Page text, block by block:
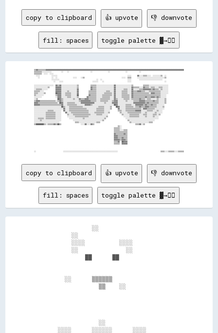
copy to clipboard 👍 upvote 👎 downvote
fill: spaces toggle palette ▓→✊🏽
▒▒▓▓▒▒▒▒▒▒▒▒▓▓▓▓▓▓▓▓▓▓▓▓▓▓▓▓▓▓▓▓▓▓▓▓▓▓▓▓▓▓▓▓▓▓▓▓▓▓▓▓▓▓▓▓▓▓▓▓▓▓▓▓▓▓▓▓▓▓▓▓▓▓▓▓▓▓▓▓▓▓▓▓▓▓▓▓▓▓▓▓▓▓▓▓▓▓▓▓▓▓▓▓▓▓▓▓▓▓▓▓▓▓▓▓▓▓▓▓▓▓▓▓▓▓▓▓▓▓▓▓▓▓▓▓▓▓▓▓▓▓▓▓▓▓▓▓▓▓▓▓▓▓
  ░░░░            ░░░░░░                                                                        ░░░░      ▓▓░░░░▒▒▒▒░░░░  ░░░░░░░░▒▒  ░░
░░░░░░░░░░░░░░░░░░░░  ▓▓▒▒▓▓░░░░░░░░░░░░░░░░▒▒            ▒▒▒▒▒▒░░░░░░░░░░░░░░░░░░▓▓░░░░░░░░░░░░░░░░▒▒          ▒▒▒▒▒▒░░░░░░░░░░░░░░░░░░░░
░░░░░░░░░░░░░░▒▒      ▓▓▓▓▓▓░░░░░░░░░░░░░░░░▒▒            ▓▓▒▒▒▒░░░░░░░░░░░░░░░░░░▓▓░░░░░░░░░░░░░░░░▓▓▒▒▒▒▒▒░░░░▓▓▒▒▒▒░░▒▒▒▒░░░░▒▒▒▒░░░░░░
░░▒▒▒▒▒▒░░░░░░        ▓▓▓▓▓▓░░░░░░░░░░░░░░░░▓▓            ▓▓▒▒▒▒░░░░░░░░░░░░░░░░░░▓▓░░░░░░░░▒▒▒▒░░░░▓▓░░░░░░▒▒▒▒▓▓▓▓▓▓▓▓▒▒▓▓▒▒▒▒░░▒▒░░░░░░
▒▒▒▒▒▒░░░░            ▓▓▓▓▓▓░░░░░░▒▒░░░░░░░░▓▓          ▒▒▒▒▒▒▒▒░░░░░░░░░░▒▒▒▒░░░░▓▓░░░░░░▒▒▒▒▒▒░░░░▓▓▒▒▒▒▓▓▓▓▒▒▒▒░░░░▒▒▒▒▒▒▒▒▒▒▒▒░░░░░░░░
▒▒▒▒░░░░░░▒▒          ██▓▓▓▓░░░░▒▒▒▒▒▒░░░░░░▓▓          ▒▒▒▒▒▒▒▒░░░░░░░░▒▒▒▒▒▒▒▒░░▓▓░░░░░░▒▒▒▒▒▒░░░░▓▓▒▒▒▒▒▒▒▒▒▒▒▒▒▒▒▒░░▓▓▓▓▒▒▒▒▒▒░░░░░░░░
▒▒░░░░░░░░            ▒▒▓▓▓▓░░░░▒▒▒▒▒▒░░░░░░██          ▓▓▒▒▒▒▒▒░░░░░░▒▒▒▒▒▒▒▒▒▒░░▓▓░░░░░░▒▒▒▒▒▒▒▒░░▓▓▒▒▒▒▒▒▒▒▒▒▒▒▒▒▒▒▒▒▒▒▒▒▒▒▒▒▒▒░░░░░░
░░░░░░░░              ░░▓▓▓▓░░░░░░▒▒▒▒░░░░░░▒▒        ▓▓▒▒▒▒▒▒▒▒░░░░░░▒▒▒▒▒▒▒▒░░░░▓▓░░░░░░▒▒▒▒▒▒▒▒░░▓▓▒▒▒▒▒▒▒▒▒▒▒▒▓▓▒▒▒▒▓▓▓▓▒▒▓▓▒▒░░░░░░
░░▒▒                    ██▓▓▒▒░░░░░░░░░░▒▒░░░░▓▓▒▒▒▒▓▓▓▓▒▒▒▒▒▒▒▒░░░░▒▒▒▒▒▒▒▒▒▒░░░░▓▓▒▒░░░░░░▒▒▒▒▒▒░░▒▒▒▒▒▒▒▒▓▓▒▒▒▒░░▒▒▒▒░░░░░░▒▒░░░░░░▒▒
▒▒▓▓▓▓▒▒▒▒▒▒▒▒▒▒▒▒▒▒▒▒░░▒▒▓▓▒▒░░░░░░░░░░░░░░░░▒▒▓▓▓▓▓▓▓▓▓▓▒▒▒▒▒▒░░░░▒▒▒▒▒▒▒▒░░░░▒▒▓▓▓▓░░░░░░░░▒▒░░░░░░▒▒▒▒▒▒▓▓▓▓▓▓▒▒▒▒▒▒▒▒▓▓▒▒▒▒░░░░░░▒▒
▓▓▓▓▒▒▒▒▒▒▒▒▒▒▒▒▒▒▒▒▒▒▒▒░░██▓▓░░░░▒▒▒▒▒▒▒▒░░░░░░▓▓▓▓▓▓▓▓▓▓▓▓▓▓░░░░░░░░░░▒▒░░░░░░▓▓▓▓▓▓░░░░░░░░░░░░░░░░▓▓▓▓▓▓▓▓▓▓▓▓▒▒▓▓▒▒▒▒▒▒▒▒▒▒░░░░░░▒▒
▓▓▓▓▓▓▒▒▒▒▒▒▒▒▒▒▒▒▒▒▒▒▒▒▒▒▒▒▓▓░░░░▒▒▒▒▒▒▒▒▒▒░░░░░░░░▓▓▓▓▓▓▒▒░░░░░░░░░░░░░░░░░░░░░░██▓▓░░░░░░░░▒▒▒▒▒▒░░░░▓▓▓▓▓▓▓▓▒▒▓▓▒▒▒▒▓▓▒▒▒▒░░░░░░░░
░░░░░░░░░░░░░░░░░░░░░░░░░░░░██▒▒░░░░▒▒▒▒▒▒▒▒▒▒▒▒▒▒░░░░░░░░░░░░░░░░▒▒▒▒▒▒░░░░░░▒▒    ██▓▓░░░░░░▒▒▒▒▒▒▒▒░░▒▒▒▒▓▓▒▒▒▒▓▓▓▓▒▒▒▒▒▒▒▒░░░░░░▒▒
░░░░░░░░░░░░░░░░░░░░░░░░░░░░░░▓▓░░░░▒▒▒▒▒▒▒▒▒▒▒▒▒▒▒▒▒▒░░░░░░░░░░▒▒▒▒▒▒▒▒░░░░░░▒▒      ▓▓░░░░░░▒▒▒▒▒▒▒▒▒▒▒▒▒▒▒▒░░▓▓▓▓▒▒▒▒▒▒▒▒░░░░░░░░░░
░░░░░░░░░░░░░░▒▒▒▒▒▒░░░░░░░░  ▓▓░░░░▒▒▒▒▒▒▒▒▒▒▒▒▒▒▒▒▒▒▒▒░░░░░░░░▒▒▒▒▒▒▒▒░░░░░░        ▒▒▒▒░░░░▒▒▒▒▒▒▒▒▒▒▓▓▓▓▓▓░░░░░░▒▒▒▒▒▒░░░░▒▒░░░░
░░░░░░░░░░░░▒▒▒▒▒▒▒▒▒▒░░░░░░    ▓▓░░░░▒▒▒▒▒▒▒▒▒▒▒▒▒▒▒▒▒▒░░░░░░▒▒▒▒▒▒▒▒▒▒░░░░▒▒          ▒▒░░░░░░▒▒▒▒▒▒▒▒▒▒▒▒▒▒░░░░▒▒░░░░░░░░▒▒░░░░░░
▒▒████████▒▒░░▒▒▒▒▒▒▓▓▒▒██▒▒                    ░░░░▓▓░░░░▓▓▒▒                                          ▒▒▒▒▓▓░░▒▒
                                                                                  ▓▓▒▒▒▒▒▒▒▒▓▓▒▒
                                                                                  ▓▓▓▓▒▒▒▒▒▒▒▒▒▒
                                                                                  ▓▓▓▓▒▒▒▒▓▓▒▒▒▒
                                                                                  ▓▓▓▓▓▓▒▒▓▓▓▓▒▒
                                                                                  ▒▒▒▒▓▓  ██▓▓▓▓
                                                                                  ▒▒▒▒▒▒  ▓▓▓▓▓▓
copy to clipboard 👍 upvote 👎 downvote
fill: spaces toggle palette ▓→✊🏽
                  ░░
            ░░
            ░░░░          ░░░░
            ░░              ░░
                ██      ██
          ░░      ▒▒▒▒▒▒
                    ▒▒    ░░
                    ░░
        ░░░░      ░░░░░░      ░░░░